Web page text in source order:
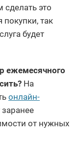
это
так
будет
ежемесячного
На
онлайн-
от нужных